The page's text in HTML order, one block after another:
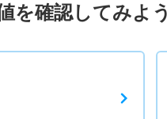
を確認してみよう